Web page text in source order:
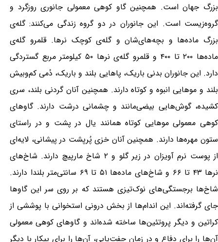
بزرگ جهان است. همچنین گاو کوهی معمولی جانوری روزگرد و
گروه‌زیست است. این جانوران در دو گروه زندگی می‌کنند: گله‌ی
بزرگ ماده‌ها و بچه‌های‌شان و گله‌ی کوچک نرها. قلمرو گله‌ی
ماده‌ها ۲۰۰ تا ۴۰۰ و قلمرو گله‌ی نرها ۵۰ کیلومتر مربع گستردگی
دارد. این جانوران بدنی باریک، پاهایی بلند و باریک، دُمی کم‌وبیش
بلند و موهایی انبوه و کوتاه دارند. همچنین آنان گردنی بلند، سری
کشیده، گوش‌هایی بیضی‌مانند و چشمانی درشت دارند. گاوهای
کوهی معمولی موهایی کوتاه همانند یال در پشت و در راستای
ستون مهره‌ها دارند. همچنین آنان خزی پُرپشت در پیشانی، لایه‌ای
از پوست نرم آویزان در زیر گلو و ۲ شاخ مارپیچ دارند. شاخ‌های
نرها ۴۳ تا ۶۶ و شاخ‌های ماده‌ها ۵۱ تا ۶۹ سانتی‌متر بلندا دارند.
شاخ‌ها برجستگی‌های نوک‌تیزی هستند که بر روی سر این گاوها
جای گرفته‌اند. این اندام‌ها از بخش درونی استخوانی با پوششی از
کراتین و دیگر پروتئین‌ها ساخته شده‌اند و گاوهای کوهی معمولی
آن‌ها را برای دفاع و در زمان جفت‌یابی، آن‌ها را برای پیکار با دیگر